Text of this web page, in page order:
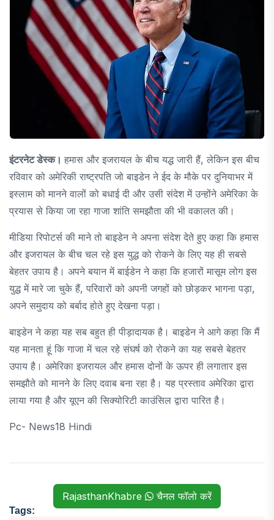
इंटरनेट डेस्क। हमास और इजरायल के बीच यद्ध जारी हैं, लेकिन इस बीच
रविवार को अमेरिकी राष्ट्रपति जो बाइडेन ने ईद के मौके पर दुनियाभर में
इस्लाम को मानने वालों को बधाई दी और उसी संदेश में उन्होंने अमेरिका के
प्रयास से किया जा रहा गाजा शांति समझौता की भी वकालत की।
मीडिया रिपोटर्स की माने तो बाइडेन ने अपना संदेश देते हुए कहा कि हमास
और इजरायल के बीच चल रहे इस युद्ध को रोकने के लिए यह ही सबसे
बेहतर उपाय है। अपने बयान में बाईडेन ने कहा कि हजारों मासूम लोग इस
युद्ध में मारे जा चुके हैं, परिवारों को अपनी जगहों को छोड़कर भागना पड़ा,
अपने समुदाय को बर्बाद होते हुए देखना पड़ा।
बाइडेन ने कहा यह सब बहुत ही पीड़ादायक है। बाइडेन ने आगे कहा कि मैं
यह मानता हूं कि गाजा में चल रहे संघर्ष को रोकने का यह सबसे बेहतर
उपाय है। अमेरिका इजरायल और हमास दोनों के ऊपर ही लगातार इस
समझौते को मानने के लिए दवाब बना रहा है। यह प्रस्ताव अमेरिका द्वारा
लाया गया है और यूएन की सिक्योरिटी काउंसिल द्वारा पारित है।
Pc- News18 Hindi
RajasthanKhabre चैनल फॉलो करें
Tags: